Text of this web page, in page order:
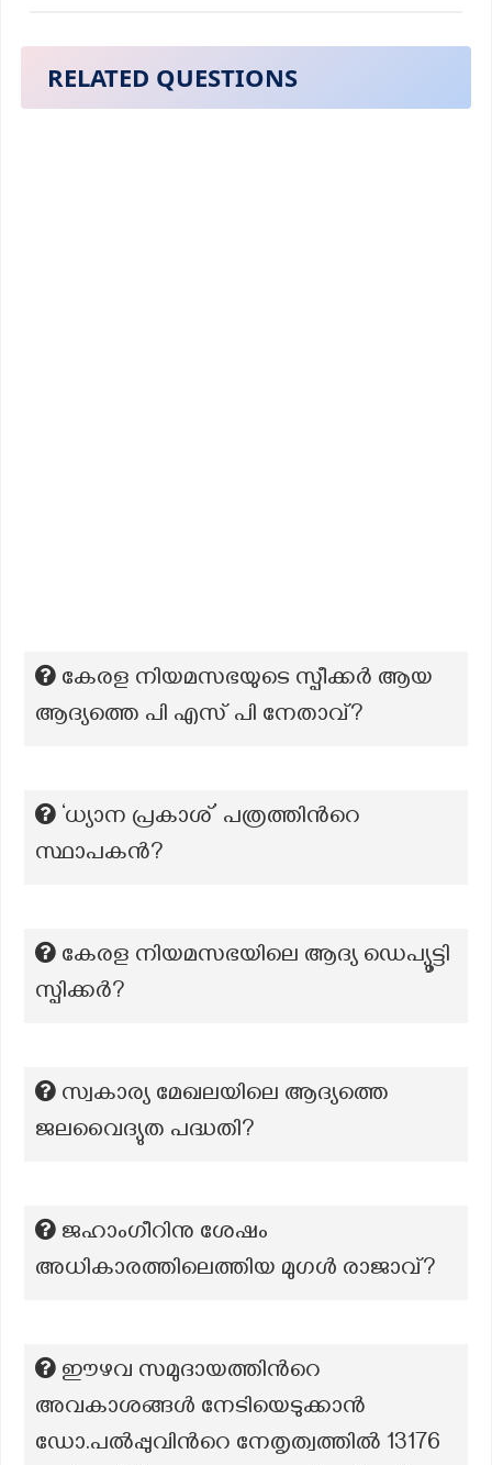
RELATED QUESTIONS
കേരള നിയമസഭയുടെ സ്പീക്കർ ആയ
ആദ്യത്തെ പി എസ് പി നേതാവ്?
‘ധ്യാന പ്രകാശ്’ പത്രത്തിന്‍റെ
സ്ഥാപകന്‍?
കേരള നിയമസഭയിലെ ആദ്യ ഡെപ്യൂട്ടി
സ്പിക്കർ?
സ്വകാര്യ മേഖലയിലെ ആദ്യത്തെ
ജലവൈദ്യുത പദ്ധതി?
ജഹാംഗീറിനു ശേഷം
അധികാരത്തിലെത്തിയ മുഗൾ രാജാവ്?
ഈഴവ സമുദായത്തിന്‍റെ
അവകാശങ്ങൾ നേടിയെടുക്കാൻ
ഡോ.പൽപ്പുവിന്‍റെ നേതൃത്വത്തിൽ 13176